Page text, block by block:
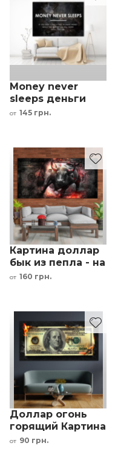
Money never
sleeps деньги
мотивационная
от 145 грн.
Картина доллар
бык из пепла - на
стену с деньгами
от 160 грн.
Доллар огонь
горящий Картина
на стену с
от 90 грн.